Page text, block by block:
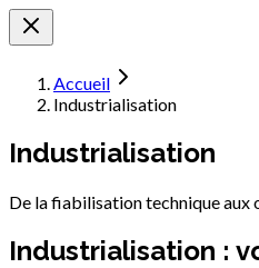
Accueil
Industrialisation
Industrialisation
De la fiabilisation technique aux
Industrialisation :